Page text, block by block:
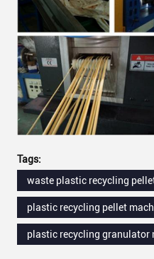
Tags:
waste plastic recycling
plastic recycling pellet
plastic recycling granulator